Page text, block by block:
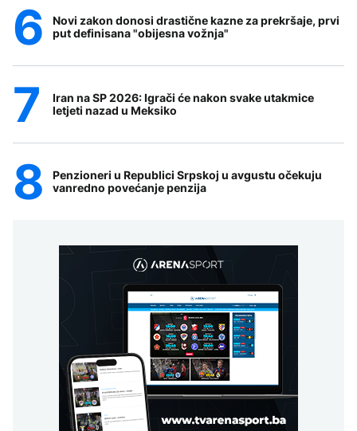
Novi zakon donosi drastične kazne za prekršaje, prvi
put definisana "obijesna vožnja"
Iran na SP 2026: Igrači će nakon svake utakmice
letjeti nazad u Meksiko
Penzioneri u Republici Srpskoj u avgustu očekuju
vanredno povećanje penzija